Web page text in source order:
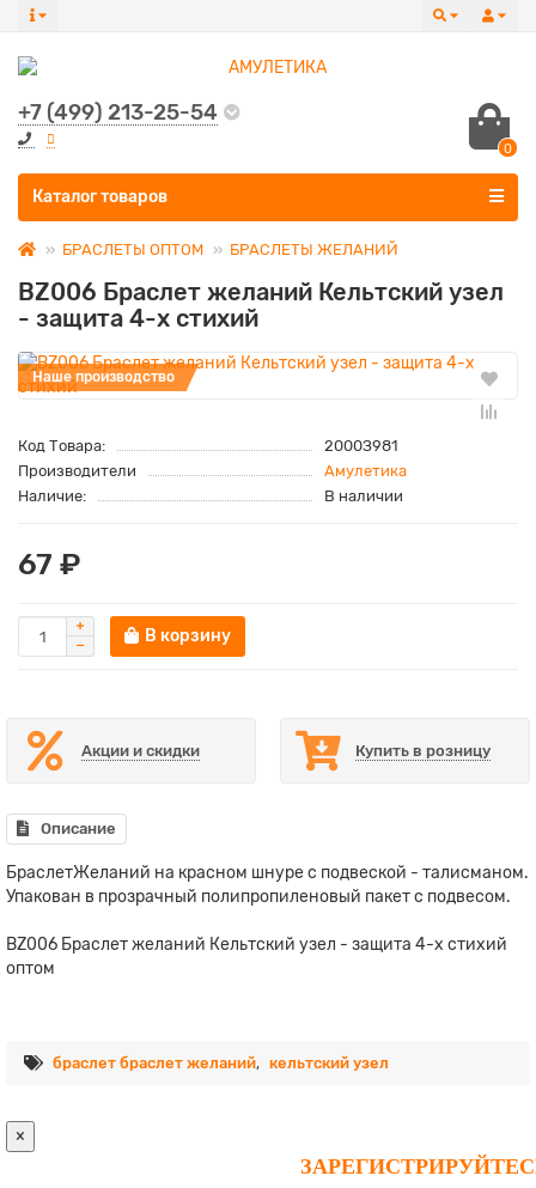
+7 (499) 213-25-54
0
Все категории
Каталог товаров
БРАСЛЕТЫ ОПТОМ БРАСЛЕТЫ ЖЕЛАНИЙ
BZ006 Браслет желаний Кельтский узел
- защита 4-х стихий
Наше производство
Код Товара:
2000З981
Производители
Амулетика
Наличие:
В наличии
67 ₽
В корзину
Акции и скидки Купить в розницу
Описание
БраслетЖеланий на красном шнуре с подвеской - талисманом.
Упакован в прозрачный полипропиленовый пакет с подвесом.
BZ006 Браслет желаний Кельтский узел - защита 4-х стихий
оптом
браслет браслет желаний, кельтский узел
×